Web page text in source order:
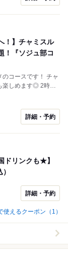
！】チャミスル
！『ソジュ部コ
ースです！ チャ
めます◎ 2時間
詳細・予約
ドリンクも★】
詳細・予約
使えるクーポン（1）